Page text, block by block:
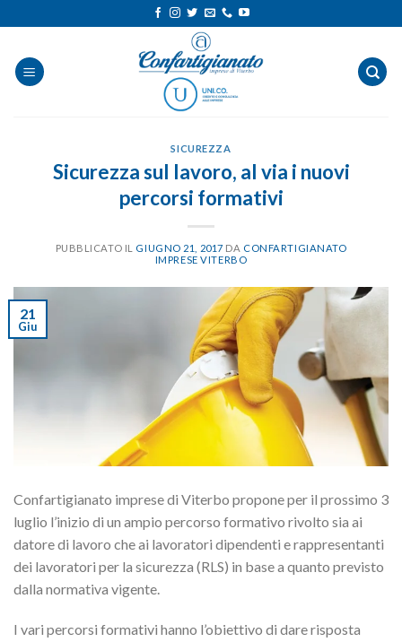
ai
contenuti
SICUREZZA
Sicurezza sul lavoro, al via i nuovi
percorsi formativi
PUBBLICATO IL GIUGNO 21, 2017 DA CONFARTIGIANATO
IMPRESE VITERBO
21
Giu
Confartigianato imprese di Viterbo propone per il prossimo 3
luglio l’inizio di un ampio percorso formativo rivolto sia ai
datore di lavoro che ai lavoratori dipendenti e rappresentanti
dei lavoratori per la sicurezza (RLS) in base a quanto previsto
dalla normativa vigente.
I vari percorsi formativi hanno l’obiettivo di dare risposta